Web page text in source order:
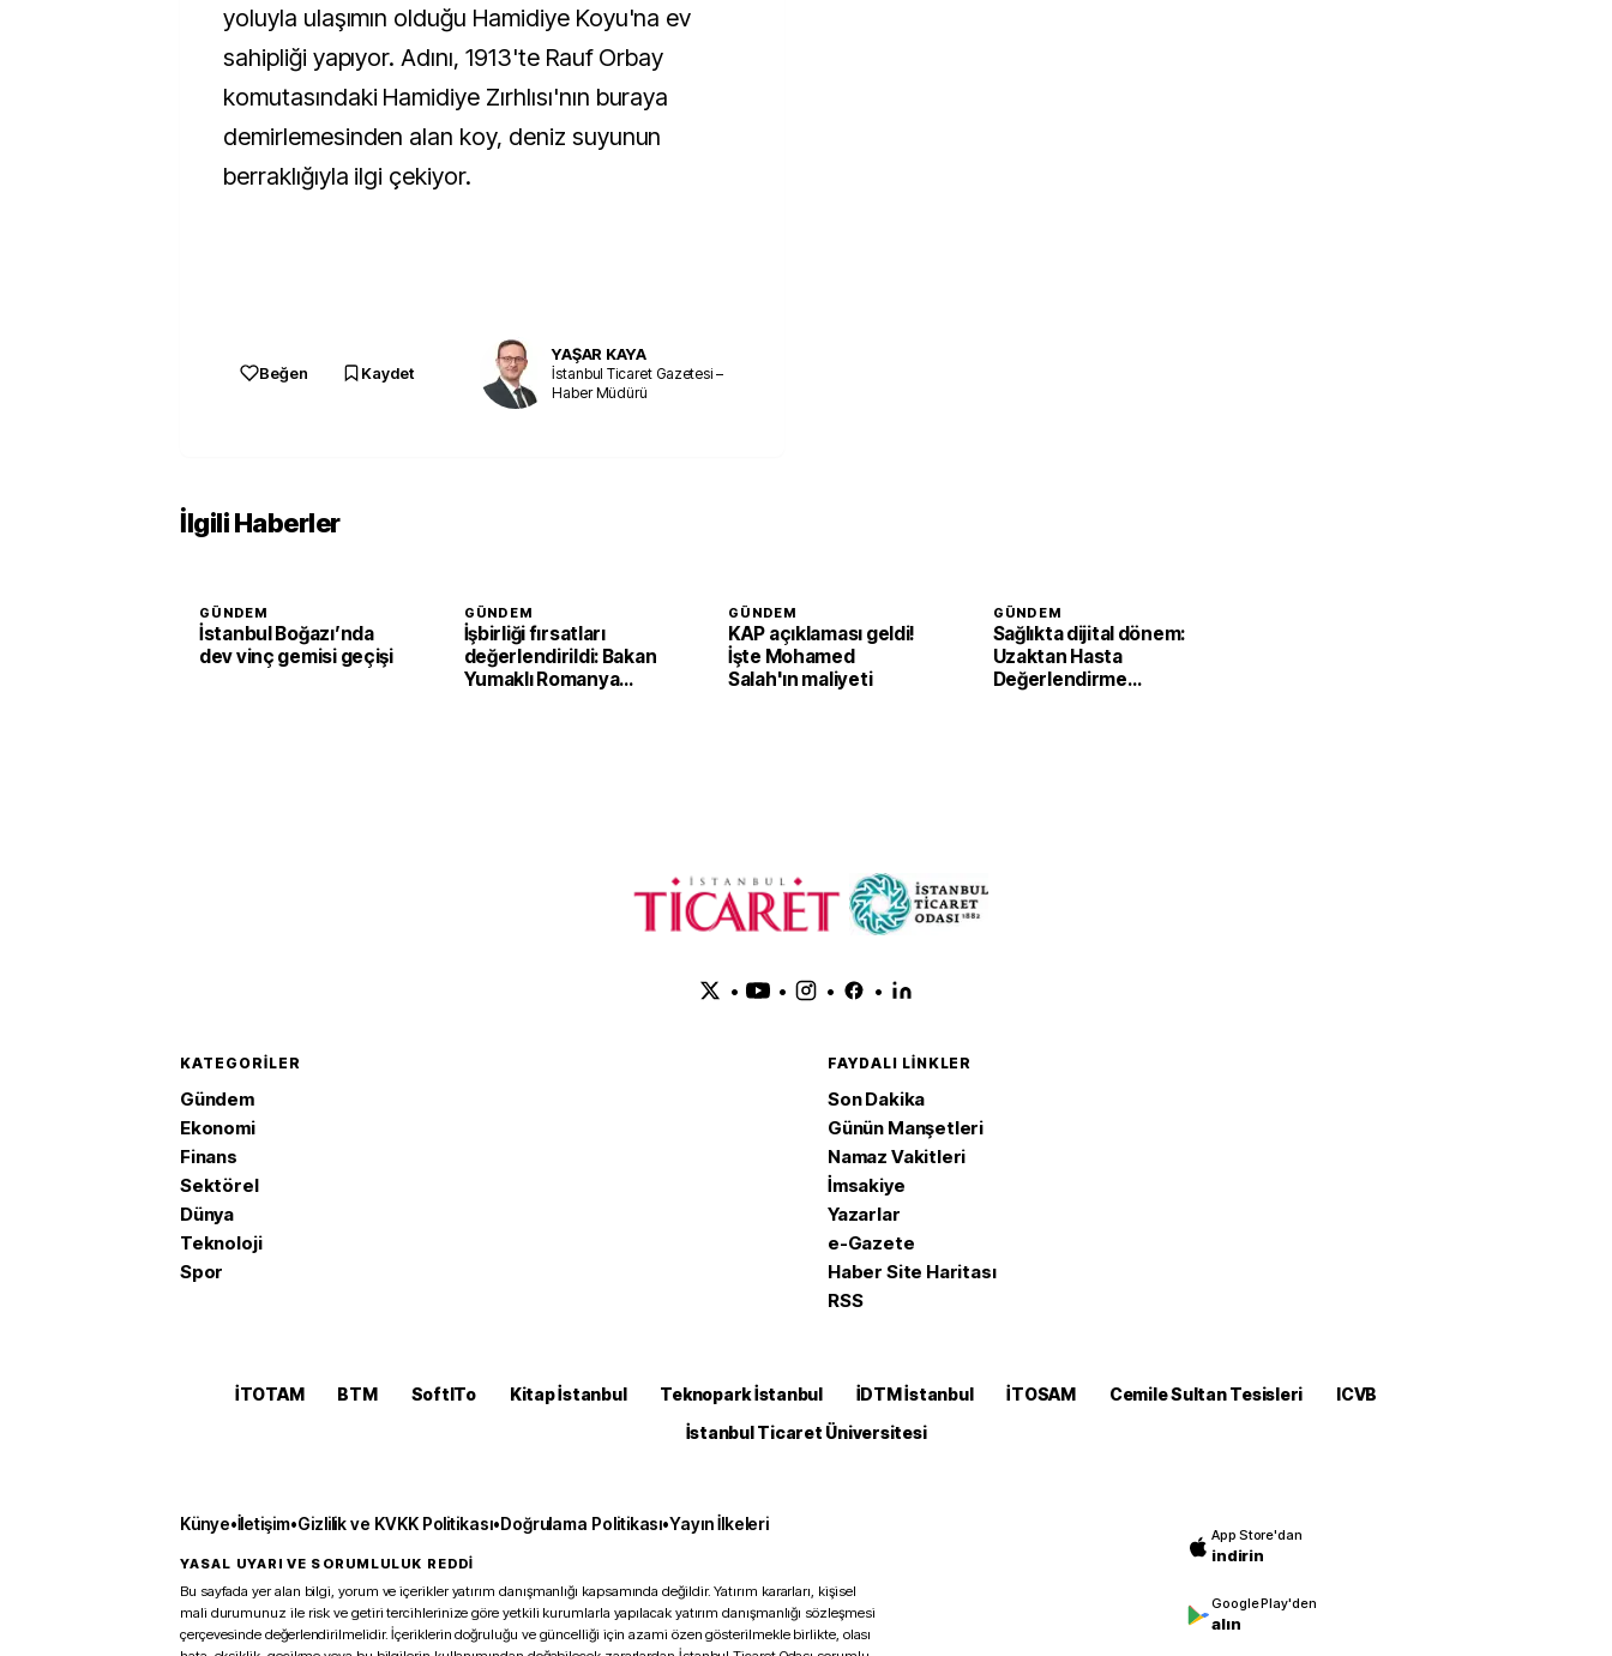
yoluyla ulaşımın olduğu Hamidiye Koyu'na ev
sahipliği yapıyor. Adını, 1913'te Rauf Orbay
komutasındaki Hamidiye Zırhlısı'nın buraya
demirlemesinden alan koy, deniz suyunun
berraklığıyla ilgi çekiyor.
Beğen Kaydet
YAŞAR KAYA
İstanbul Ticaret Gazetesi –
Haber Müdürü
İlgili Haberler
GÜNDEM
İstanbul Boğazı’nda
dev vinç gemisi geçişi
GÜNDEM
İşbirliği fırsatları
değerlendirildi: Bakan
Yumaklı Romanya
GÜNDEM
KAP açıklaması geldi!
İşte Mohamed
Salah'ın maliyeti
GÜNDEM
Sağlıkta dijital dönem:
Uzaktan Hasta
Değerlendirme
• • • •
KATEGORILER
Gündem
Ekonomi
Finans
Sektörel
Dünya
Teknoloji
Spor
FAYDALI LINKLER
Son Dakika
Günün Manşetleri
Namaz Vakitleri
İmsakiye
Yazarlar
e-Gazete
Haber Site Haritası
RSS
İTOTAM BTM SoftITo Kitap İstanbul Teknopark İstanbul İDTM İstanbul İTOSAM Cemile Sultan Tesisleri
ICVB
İstanbul Ticaret Üniversitesi
Künye•İletişim•Gizlilik ve KVKK Politikası•Doğrulama Politikası•Yayın İlkeleri
YASAL UYARI VE SORUMLULUK REDDİ
Bu sayfada yer alan bilgi, yorum ve içerikler yatırım danışmanlığı kapsamında değildir. Yatırım kararları, kişisel
mali durumunuz ile risk ve getiri tercihlerinize göre yetkili kurumlarla yapılacak yatırım danışmanlığı sözleşmesi
çerçevesinde değerlendirilmelidir. İçeriklerin doğruluğu ve güncelliği için azami özen gösterilmekle birlikte, olası
App Store'dan
indirin
Google Play'den
alın